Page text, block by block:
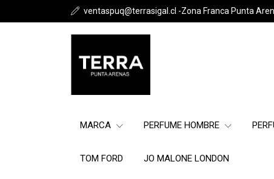
ventaspuq@terrasigal.cl -Zona Franca Punta
MARCA PERFUME HOMBRE
TOM FORD JO MALONE LONDON